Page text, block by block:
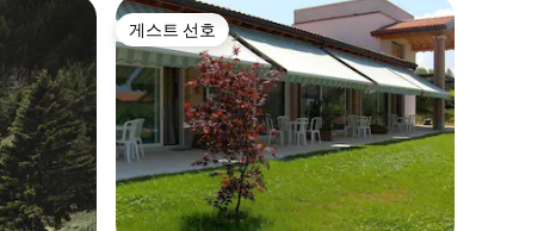
게스트 선호
게스트 선호